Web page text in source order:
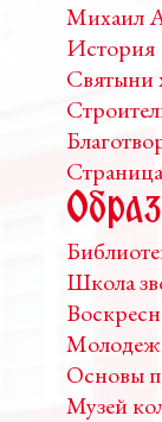
Михаил
История
Святыни
Школа
Основы
Музей